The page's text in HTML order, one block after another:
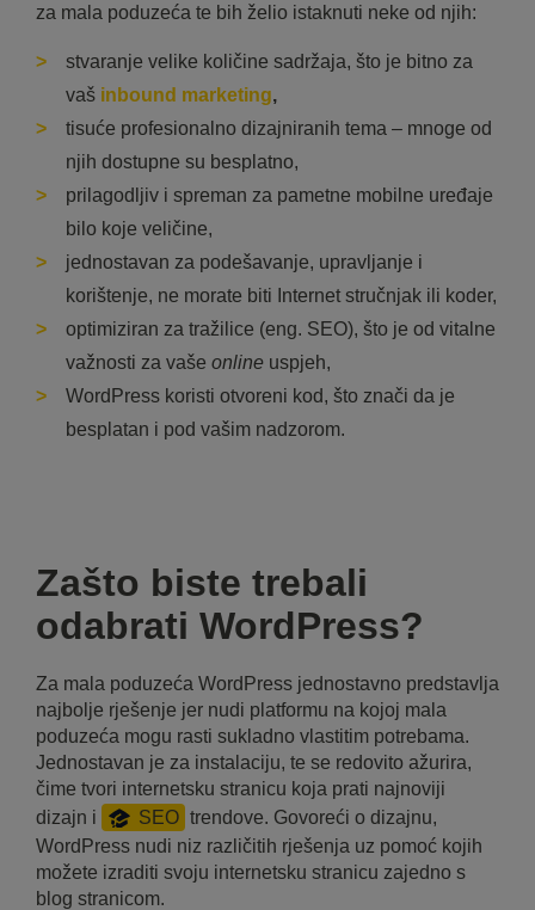
za mala poduzeća te bih želio istaknuti neke od njih:
stvaranje velike količine sadržaja, što je bitno za
vaš inbound marketing,
tisuće profesionalno dizajniranih tema – mnoge od
njih dostupne su besplatno,
prilagodljiv i spreman za pametne mobilne uređaje
bilo koje veličine,
jednostavan za podešavanje, upravljanje i
korištenje, ne morate biti Internet stručnjak ili koder,
optimiziran za tražilice (eng. SEO), što je od vitalne
važnosti za vaše online uspjeh,
WordPress koristi otvoreni kod, što znači da je
besplatan i pod vašim nadzorom.
Zašto biste trebali
odabrati WordPress?
Za mala poduzeća WordPress jednostavno predstavlja
najbolje rješenje jer nudi platformu na kojoj mala
poduzeća mogu rasti sukladno vlastitim potrebama.
Jednostavan je za instalaciju, te se redovito ažurira,
čime tvori internetsku stranicu koja prati najnoviji
dizajn i
SEO trendove. Govoreći o dizajnu,
WordPress nudi niz različitih rješenja uz pomoć kojih
možete izraditi svoju internetsku stranicu zajedno s
blog stranicom.